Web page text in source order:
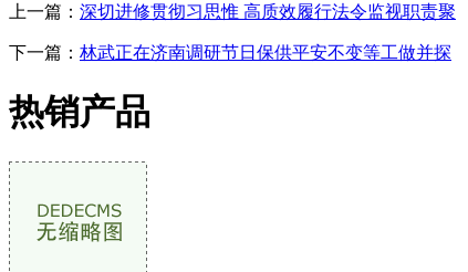
上一篇： 深切进修贯彻习思惟 高质效履行法令监视职责聚
下一篇： 林武正在济南调研节日保供平安不变等工做并探
热销产品